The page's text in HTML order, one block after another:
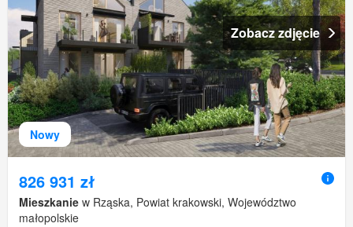
Nowy
Zobacz zdjęcie
826 931 zł
Mieszkanie w Rząska, Powiat krakowski, Województwo
małopolskie